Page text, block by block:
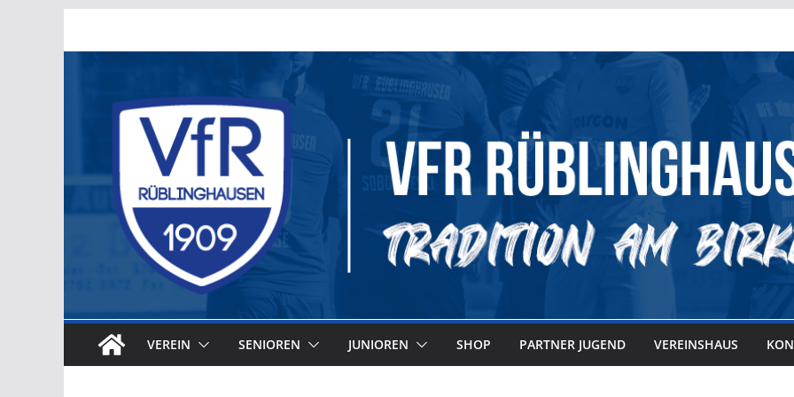
VEREIN SENIOREN JUNIOREN SHOP PARTNER JUGEND VEREINSHAUS